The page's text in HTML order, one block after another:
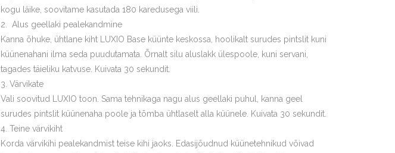
kogu läike, soovitame kasutada 180 karedusega viili.
Alus geellaki pealekandmine
Kanna õhuke, ühtlane kiht LUXIO Base küünte keskossa, hoolikalt surudes pintslit kuni
küünenahani ilma seda puudutamata. Õrnalt silu aluslakk ülespoole, kuni servani,
tagades täieliku katvuse. Kuivata 30 sekundit.
Värvikate
Vali soovitud LUXIO toon. Sama tehnikaga nagu alus geellaki puhul, kanna geel
surudes pintslit küünenaha poole ja tõmba ühtlaselt alla küünele. Kuivata 30 sekundit.
Teine värvikiht
Korda värvikihi pealekandmist teise kihi jaoks. Edasijõudnud küünetehnikud võivad